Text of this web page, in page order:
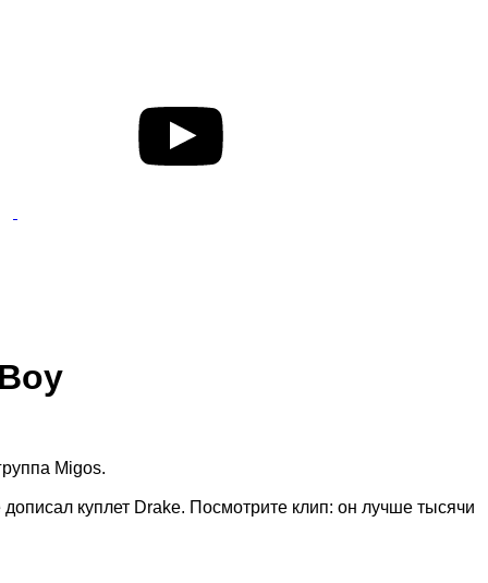
Migos.
куплет Drake. Посмотрите клип: он лучше тысячи